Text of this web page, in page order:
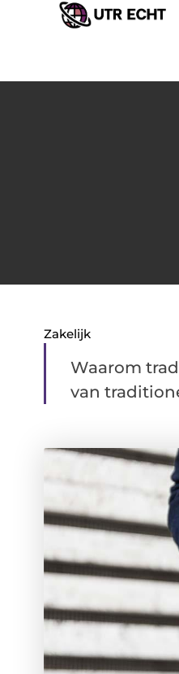
Zakelijk
Waarom
van